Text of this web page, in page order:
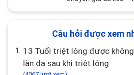
Câu hỏi được xem
1. 13 Tuổi triệt lông được không? Lưu ý để bảo vệ
làn da sau khi triệt lông